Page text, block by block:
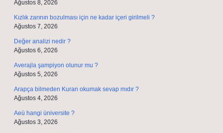
Ağustos 8, 2026
Kızlık zarının bozulması için ne kadar içeri girilmeli ?
Ağustos 7, 2026
Değer analizi nedir ?
Ağustos 6, 2026
Averajla şampiyon olunur mu ?
Ağustos 5, 2026
Arapça bilmeden Kuran okumak sevap mıdır ?
Ağustos 4, 2026
Aeü hangi üniversite ?
Ağustos 3, 2026